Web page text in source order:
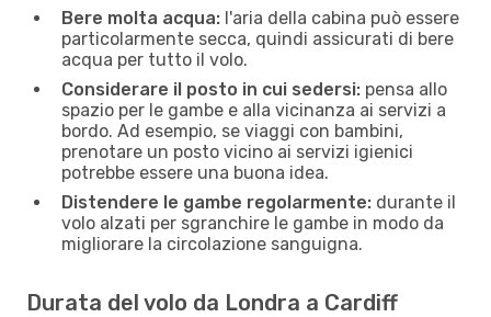
Bere molta acqua: l'aria della cabina può essere
particolarmente secca, quindi assicurati di bere
acqua per tutto il volo.
Considerare il posto in cui sedersi: pensa allo
spazio per le gambe e alla vicinanza ai servizi a
bordo. Ad esempio, se viaggi con bambini,
prenotare un posto vicino ai servizi igienici
potrebbe essere una buona idea.
Distendere le gambe regolarmente: durante il
volo alzati per sgranchire le gambe in modo da
migliorare la circolazione sanguigna.
Durata del volo da Londra a Cardiff